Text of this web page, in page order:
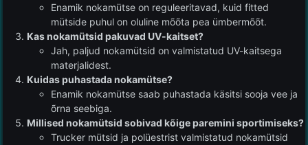
Enamik nokamütse on reguleeritavad, kuid fitted
mütside puhul on oluline mõõta pea ümbermõõt.
Kas nokamütsid pakuvad UV-kaitset?
Jah, paljud nokamütsid on valmistatud UV-kaitsega
materjalidest.
Kuidas puhastada nokamütse?
Enamik nokamütse saab puhastada käsitsi sooja vee ja
õrna seebiga.
Millised nokamütsid sobivad kõige paremini sportimiseks?
Trucker mütsid ja polüestrist valmistatud nokamütsid